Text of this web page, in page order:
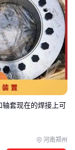
河南郑州
轴套现在的焊接上可